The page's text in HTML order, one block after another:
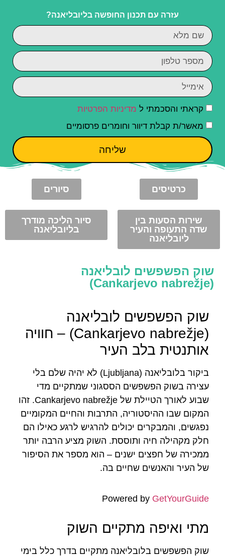
עזרה עם תכנון החופשה בליובליאנה?
קראתי והסכמתי ל מדיניות הפרטיות
מאשר/ת קבלת דיוור וחומרים פרסומיים
שליחה
כרטיסים סיורים
שירות הסעות בין
שדה התעופה והעיר
ליובליאנה
סיור הליכה מודרך
בליובליאנה
שוק הפשפשים לובליאנה
(Cankarjevo nabrežje)
שוק הפשפשים לובליאנה
(Cankarjevo nabrežje) – חוויה
אותנטית בלב העיר
ביקור בלובליאנה (Ljubljana) לא יהיה שלם בלי
עצירה בשוק הפשפשים הססגוני שמתקיים מדי
שבוע לאורך הטיילת של Cankarjevo nabrežje. זהו
המקום שבו ההיסטוריה, התרבות והחיים המקומיים
נפגשים, והמבקרים יכולים להרגיש לרגע כאילו הם
חלק מקהילה חיה ותוססת. השוק מציע הרבה יותר
ממכירה של חפצים ישנים – הוא מספר את הסיפור
של העיר והאנשים שחיים בה.
Powered by GetYourGuide
מתי ואיפה מתקיים השוק
שוק הפשפשים בלובליאנה מתקיים בדרך כלל בימי